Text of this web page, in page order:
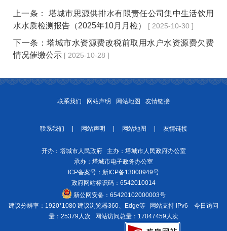
上一条：
塔城市思源供排水有限责任公司集中生活饮用
水水质检测报告（2025年10月月检）
[ 2025-10-30 ]
下一条：塔城市水资源费改税前取用水户水资源费欠费
情况催缴公示 [ 2025-10-28 ]
联系我们 网站声明 网站地图 友情链接
联系我们 网站声明 网站地图 友情链接
开办：塔城市人民政府 主办：塔城市人民政府办公室
承办：塔城市电子政务办公室
ICP备案号： 新ICP备13000949号
政府网站标识码：6542010014
新公网安备： 65420102000003号
建议分辨率：1920*1080 建议浏览器360、Edge等 网站支持 IPv6
今日访问
量：25379人次
网站访问总量：17047459人次